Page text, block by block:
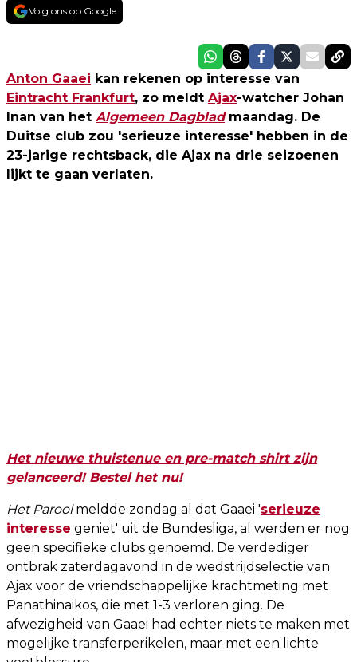
Volg ons op Google
Anton Gaaei kan rekenen op interesse van
Eintracht Frankfurt, zo meldt Ajax-watcher Johan
Inan van het Algemeen Dagbladmaandag. De
Duitse club zou 'serieuze interesse' hebben in de
23-jarige rechtsback, die Ajax na drie seizoenen
lijkt te gaan verlaten.
Het nieuwe thuistenue en pre-match shirt zijn
gelanceerd! Bestel het nu!
Het Paroolmeldde zondag al dat Gaaei 'serieuze
interesse geniet' uit de Bundesliga, al werden er nog
geen specifieke clubs genoemd. De verdediger
ontbrak zaterdagavond in de wedstrijdselectie van
Ajax voor de vriendschappelijke krachtmeting met
Panathinaikos, die met 1-3 verloren ging. De
afwezigheid van Gaaei had echter niets te maken met
mogelijke transferperikelen, maar met een lichte